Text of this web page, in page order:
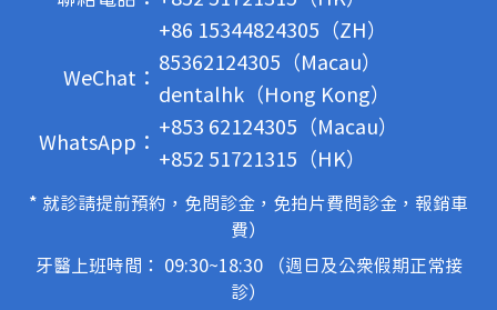
+86 15344824305（ZH）
WeChat：
85362124305（Macau）
dentalhk（Hong Kong）
WhatsApp：
+853 62124305（Macau）
+852 51721315（HK）
* 就診請提前預約，免問診金，免拍片費問診金，報銷車
費）
牙醫上班時間： 09:30~18:30 （週日及公眾假期正常接
診）